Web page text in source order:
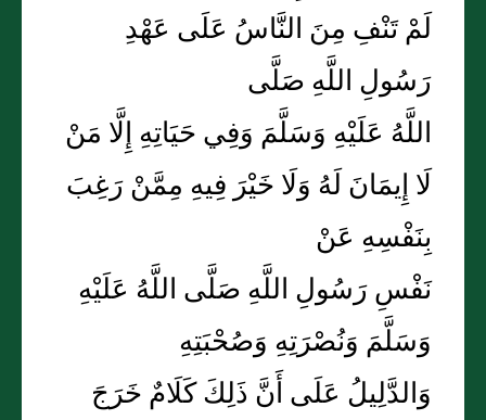
لَمْ تَنْفِ مِنَ النَّاسُ عَلَى عَهْدِ
رَسُولِ اللَّهِ صَلَّى
اللَّهُ عَلَيْهِ وَسَلَّمَ وَفِي حَيَاتِهِ إِلَّا مَنْ
لَا إِيمَانَ لَهُ وَلَا خَيْرَ فِيهِ مِمَّنْ رَغِبَ
بِنَفْسِهِ عَنْ
نَفْسِ رَسُولِ اللَّهِ صَلَّى اللَّهُ عَلَيْهِ
وَسَلَّمَ وَنُصْرَتِهِ وَصُحْبَتِهِ
وَالدَّلِيلُ عَلَى أَنَّ ذَلِكَ كَلَامٌ خَرَجَ